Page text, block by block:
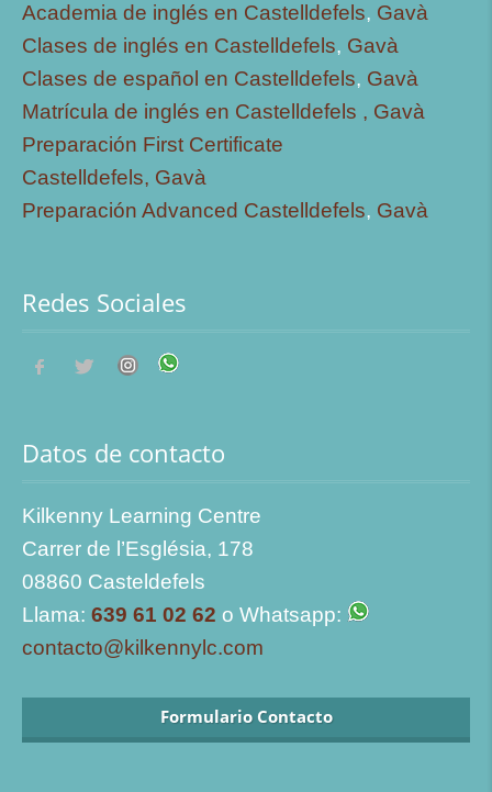
Academia de inglés en Castelldefels, Gavà
Clases de inglés en Castelldefels, Gavà
Clases de español en Castelldefels, Gavà
Matrícula de inglés en Castelldefels , Gavà
Preparación First Certificate
Castelldefels, Gavà
Preparación Advanced Castelldefels, Gavà
Redes Sociales
Datos de contacto
Kilkenny Learning Centre
Carrer de l’Església, 178
08860 Casteldefels
Llama: 639 61 02 62 o Whatsapp:
contacto@kilkennylc.com
Formulario Contacto